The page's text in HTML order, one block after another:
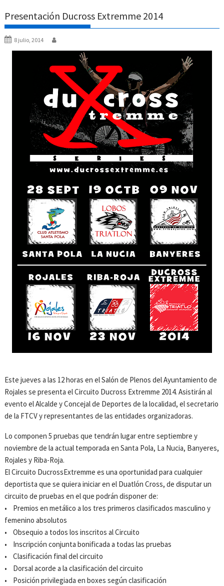
Presentación Ducross Extremme 2014
8 julio, 2014
Este jueves a las 12 horas en el Salón de Plenos del Ayuntamiento de
Rojales se presenta el Circuito Ducross Extremme 2014. Asistirán al
evento el Alcalde y Concejal de Deportes de la localidad, el secretario
de la FTCV y representantes de las entidades organizadoras.
Lo componen 5 pruebas que tendrán lugar entre septiembre y
noviembre de la actual temporada en Santa Pola, La Nucia, Banyeres,
Rojales y Riba-Roja.
El Circuito DucrossExtremme es una oportunidad para cualquier
deportista que se quiera iniciar en el Duatlón Cross, de disputar un
circuito de pruebas en el que podrán disponer de:
• Premios en metálico a los tres primeros clasificados masculino y
femenino absolutos
• Obsequio a todos los inscritos al Circuito
• Inscripción conjunta bonificada a todas las pruebas
• Clasificación final del circuito
• Dorsal acorde a la clasificación del circuito
• Posición privilegiada en boxes según clasificación